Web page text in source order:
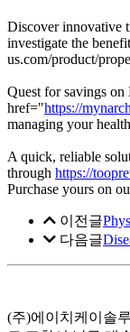
Discover innovative
investigate the
us.com/product/
Quest for savings
href="https://
managing your
A quick, reliable
through https://
Purchase yours on
이전글
다음글
(주)에이치케이솔